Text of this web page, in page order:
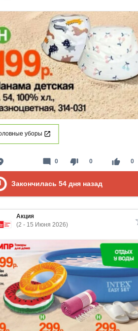
уборы
thumb_down 0 thumb_up 0
mode_comment 0
Закончилась 54 дня назад
Акция
(2 - 15 Июня 2026)